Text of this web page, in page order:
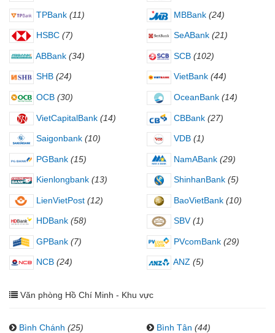
TPBank (11) MBBank (24)
HSBC (7) SeABank (21)
ABBank (34) SCB (102)
SHB (24) VietBank (44)
OCB (30) OceanBank (14)
VietCapitalBank (14) CBBank (27)
Saigonbank (10) VDB (1)
PGBank (15) NamABank (29)
Kienlongbank (13) ShinhanBank (5)
LienVietPost (12) BaoVietBank (10)
HDBank (58) SBV (1)
GPBank (7) PVcomBank (29)
NCB (24) ANZ (5)
Văn phòng Hồ Chí Minh - Khu vực
Bình Chánh (25) Bình Tân (44)